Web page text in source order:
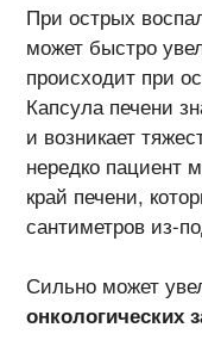
При острых
может быстро
происходит при
Капсула печени
и возникает
нередко пациент
край печени,
сантиметров из-
Сильно может
онкологических